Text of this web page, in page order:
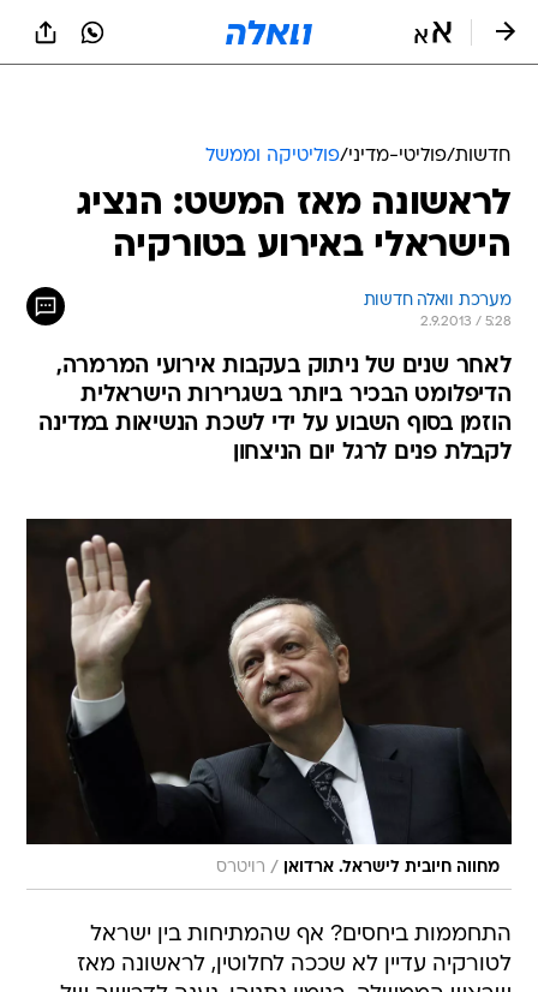
חדשות/פוליטי-מדיני/פוליטיקה וממשל
לראשונה מאז המשט: הנציג
הישראלי באירוע בטורקיה
מערכת וואלה חדשות
2.9.2013 / 5:28
לאחר שנים של ניתוק בעקבות אירועי המרמרה,
הדיפלומט הבכיר ביותר בשגרירות הישראלית
הוזמן בסוף השבוע על ידי לשכת הנשיאות במדינה
לקבלת פנים לרגל יום הניצחון
מחווה חיובית לישראל. ארדואן / רויטרס
התחממות ביחסים? אף שהמתיחות בין ישראל
לטורקיה עדיין לא שככה לחלוטין, לראשונה מאז